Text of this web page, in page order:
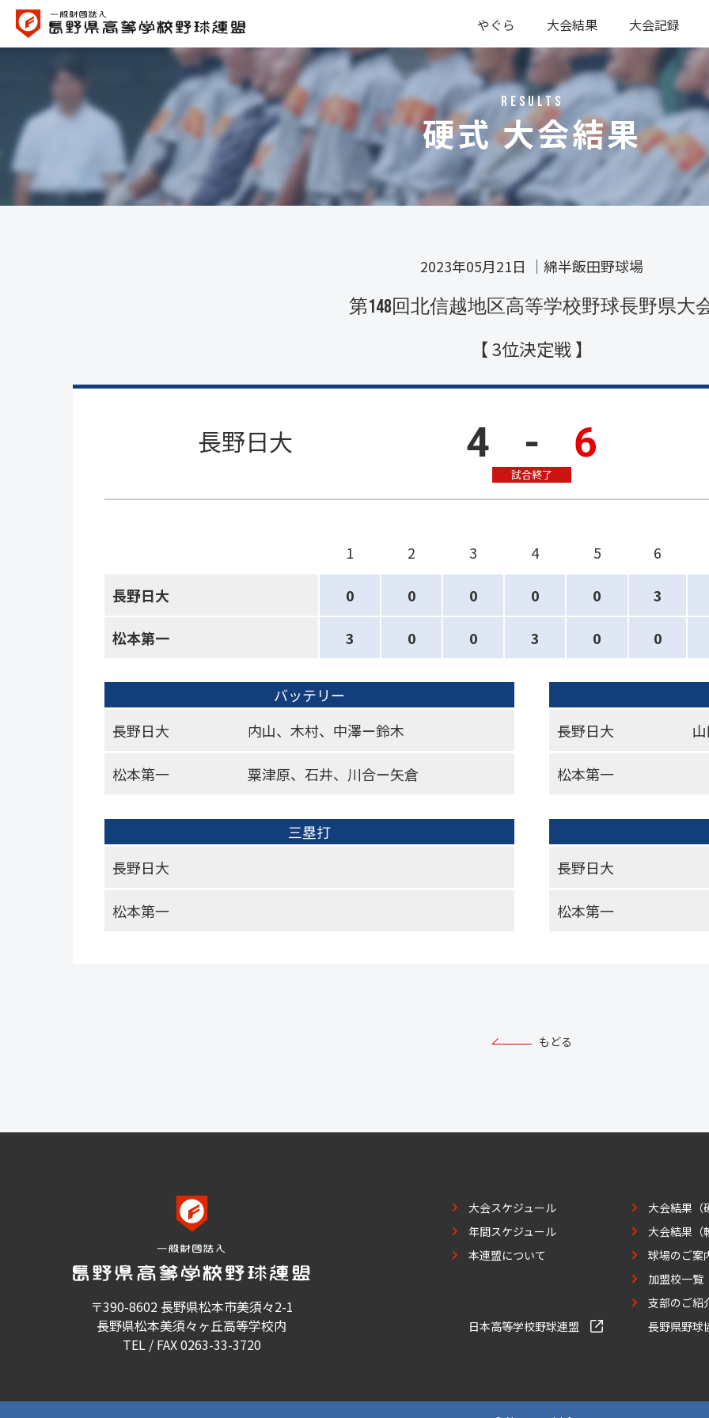
やぐら
大会結果
硬式
軟式
大会記録
硬式
軟式
RESULTS
硬式 大会結果
2023年05月21日 ｜ 綿半飯田野球場
第148回北信越地区高等学校野球長野県大
【 3位決定戦 】
長野日大 4 - 6
試合終了
1 2 3 4 5 6
長野日大 0 0 0 0 0 3
松本第一 3 0 0 3 0 0
バッテリー
長野日大
内山、木村、中澤ー鈴木
松本第一 粟津原、石井、川合ー矢倉
長野日大
松本第一
三塁打
長野日大
松本第一
長野日大
松本第一
もどる
〒390-8602 長野県松本市美須々2-1
長野県松本美須々ヶ丘高等学校内
TEL / FAX 0263-33-3720
大会スケジュール
年間スケジュール
本連盟について
大会結果（
大会結果（
球場のご案
加盟校一覧
支部のご紹
日本高等学校野球連盟 長野県野球